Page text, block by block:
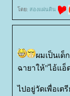
ดย: สองแผ่นดิน
ผมเป็นเ
ฉายาให้"ไอ้แอ็
ไปอยู่วัดเพื่อเต